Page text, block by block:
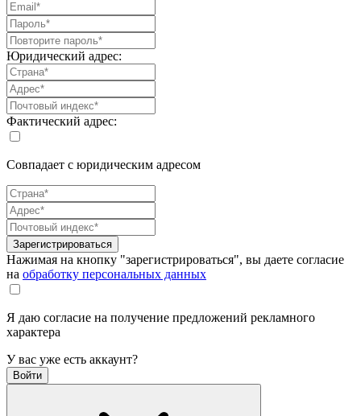
Юридический адрес:
Фактический адрес:
Совпадает с юридическим адресом
Зарегистрироваться
Нажимая на кнопку "зарегистрироваться", вы даете согласие
на обработку персональных данных
Я даю согласие на получение предложений рекламного
характера
У вас уже есть аккаунт?
Войти